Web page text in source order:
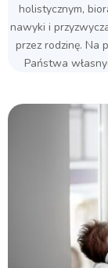
holistycznym,
nawyki i
przez rodzinę. Na
Państwa